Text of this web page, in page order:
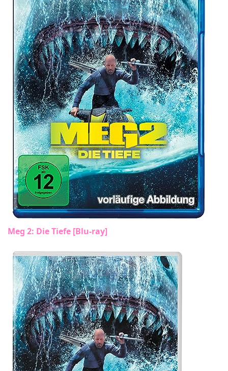
Meg 2: Die Tiefe [Blu-ray]